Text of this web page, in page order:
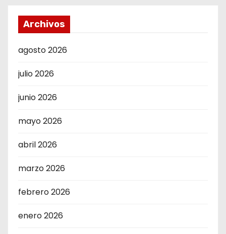
Archivos
agosto 2026
julio 2026
junio 2026
mayo 2026
abril 2026
marzo 2026
febrero 2026
enero 2026